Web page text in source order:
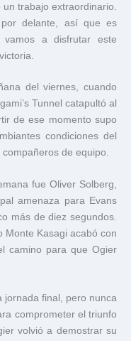
trabajo extraordinario.
por delante, así que es
a disfrutar este
del viernes, cuando
Tunnel catapultó al
de ese momento supo
condiciones del
de equipo.
fue Oliver Solberg,
amenaza para Evans
más de diez segundos.
Monte Kasagi acabó con
camino para que Ogier
jornada final, pero nunca
comprometer el triunfo
volvió a demostrar su